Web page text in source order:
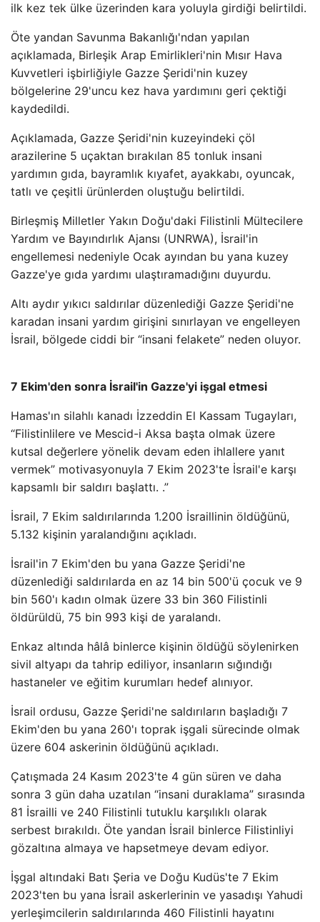
ilk kez tek ülke üzerinden kara yoluyla girdiği belirtildi.
Öte yandan Savunma Bakanlığı'ndan yapılan
açıklamada, Birleşik Arap Emirlikleri'nin Mısır Hava
Kuvvetleri işbirliğiyle Gazze Şeridi'nin kuzey
bölgelerine 29'uncu kez hava yardımını geri çektiği
kaydedildi.
Açıklamada, Gazze Şeridi'nin kuzeyindeki çöl
arazilerine 5 uçaktan bırakılan 85 tonluk insani
yardımın gıda, bayramlık kıyafet, ayakkabı, oyuncak,
tatlı ve çeşitli ürünlerden oluştuğu belirtildi.
Birleşmiş Milletler Yakın Doğu'daki Filistinli Mültecilere
Yardım ve Bayındırlık Ajansı (UNRWA), İsrail'in
engellemesi nedeniyle Ocak ayından bu yana kuzey
Gazze'ye gıda yardımı ulaştıramadığını duyurdu.
Altı aydır yıkıcı saldırılar düzenlediği Gazze Şeridi'ne
karadan insani yardım girişini sınırlayan ve engelleyen
İsrail, bölgede ciddi bir “insani felakete” neden oluyor.
7 Ekim'den sonra İsrail'in Gazze'yi işgal etmesi
Hamas'ın silahlı kanadı İzzeddin El Kassam Tugayları,
“Filistinlilere ve Mescid-i Aksa başta olmak üzere
kutsal değerlere yönelik devam eden ihlallere yanıt
vermek” motivasyonuyla 7 Ekim 2023'te İsrail'e karşı
kapsamlı bir saldırı başlattı. .”
İsrail, 7 Ekim saldırılarında 1.200 İsraillinin öldüğünü,
5.132 kişinin yaralandığını açıkladı.
İsrail'in 7 Ekim'den bu yana Gazze Şeridi'ne
düzenlediği saldırılarda en az 14 bin 500'ü çocuk ve 9
bin 560'ı kadın olmak üzere 33 bin 360 Filistinli
öldürüldü, 75 bin 993 kişi de yaralandı.
Enkaz altında hâlâ binlerce kişinin öldüğü söylenirken
sivil altyapı da tahrip ediliyor, insanların sığındığı
hastaneler ve eğitim kurumları hedef alınıyor.
İsrail ordusu, Gazze Şeridi'ne saldırıların başladığı 7
Ekim'den bu yana 260'ı toprak işgali sürecinde olmak
üzere 604 askerinin öldüğünü açıkladı.
Çatışmada 24 Kasım 2023'te 4 gün süren ve daha
sonra 3 gün daha uzatılan “insani duraklama” sırasında
81 İsrailli ve 240 Filistinli tutuklu karşılıklı olarak
serbest bırakıldı. Öte yandan İsrail binlerce Filistinliyi
gözaltına almaya ve hapsetmeye devam ediyor.
İşgal altındaki Batı Şeria ve Doğu Kudüs'te 7 Ekim
2023'ten bu yana İsrail askerlerinin ve yasadışı Yahudi
yerleşimcilerin saldırılarında 460 Filistinli hayatını